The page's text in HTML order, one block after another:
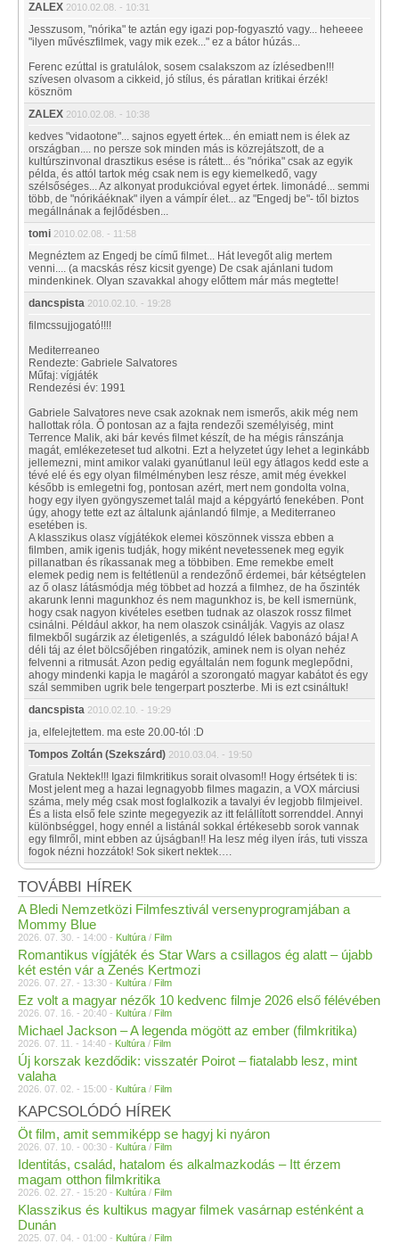
ZALEX 2010.02.08. - 10:31
Jesszusom, "nórika" te aztán egy igazi pop-fogyasztó vagy... heheeee
"ilyen művészfilmek, vagy mik ezek..." ez a bátor húzás...
Ferenc ezúttal is gratulálok, sosem csalakszom az ízlésedben!!!
szívesen olvasom a cikkeid, jó stílus, és páratlan kritikai érzék!
kösznöm
ZALEX 2010.02.08. - 10:38
kedves "vidaotone"... sajnos egyett értek... én emiatt nem is élek az
országban.... no persze sok minden más is közrejátszott, de a
kultúrszinvonal drasztikus esése is rátett... és "nórika" csak az egyik
példa, és attól tartok még csak nem is egy kiemelkedő, vagy
szélsőséges... Az alkonyat produkcióval egyet értek. limonádé... semmi
több, de "nórikáéknak" ilyen a vámpír élet... az "Engedj be"- től biztos
megállnának a fejlődésben...
tomi 2010.02.08. - 11:58
Megnéztem az Engedj be című filmet... Hát levegőt alig mertem
venni.... (a macskás rész kicsit gyenge) De csak ajánlani tudom
mindenkinek. Olyan szavakkal ahogy előttem már más megtette!
dancspista 2010.02.10. - 19:28
filmcssujjogató!!!!
Mediterreaneo
Rendezte: Gabriele Salvatores
Műfaj: vígjáték
Rendezési év: 1991
Gabriele Salvatores neve csak azoknak nem ismerős, akik még nem
hallottak róla. Ő pontosan az a fajta rendezői személyiség, mint
Terrence Malik, aki bár kevés filmet készít, de ha mégis ránszánja
magát, emlékezeteset tud alkotni. Ezt a helyzetet úgy lehet a leginkább
jellemezni, mint amikor valaki gyanútlanul leül egy átlagos kedd este a
tévé elé és egy olyan filmélményben lesz része, amit még évekkel
később is emlegetni fog, pontosan azért, mert nem gondolta volna,
hogy egy ilyen gyöngyszemet talál majd a képgyártó fenekében. Pont
úgy, ahogy tette ezt az általunk ajánlandó filmje, a Mediterraneo
esetében is.
A klasszikus olasz vígjátékok elemei köszönnek vissza ebben a
filmben, amik igenis tudják, hogy miként nevetessenek meg egyik
pillanatban és ríkassanak meg a többiben. Eme remekbe emelt
elemek pedig nem is feltétlenül a rendezőnő érdemei, bár kétségtelen
az ő olasz látásmódja még többet ad hozzá a filmhez, de ha őszinték
akarunk lenni magunkhoz és nem magunkhoz is, be kell ismernünk,
hogy csak nagyon kivételes esetben tudnak az olaszok rossz filmet
csinálni. Például akkor, ha nem olaszok csinálják. Vagyis az olasz
filmekből sugárzik az életigenlés, a száguldó lélek babonázó bája! A
déli táj az élet bölcsőjében ringatózik, aminek nem is olyan nehéz
felvenni a ritmusát. Azon pedig egyáltalán nem fogunk meglepődni,
ahogy mindenki kapja le magáról a szorongató magyar kabátot és egy
szál semmiben ugrik bele tengerpart poszterbe. Mi is ezt csináltuk!
dancspista 2010.02.10. - 19:29
ja, elfelejtettem. ma este 20.00-tól :D
Tompos Zoltán (Szekszárd) 2010.03.04. - 19:50
Gratula Nektek!!! Igazi filmkritikus sorait olvasom!! Hogy értsétek ti is:
Most jelent meg a hazai legnagyobb filmes magazin, a VOX márciusi
száma, mely még csak most foglalkozik a tavalyi év legjobb filmjeivel.
És a lista első fele szinte megegyezik az itt felállított sorrenddel. Annyi
különbséggel, hogy ennél a listánál sokkal értékesebb sorok vannak
egy filmről, mint ebben az újságban!! Ha lesz még ilyen írás, tuti vissza
fogok nézni hozzátok! Sok sikert nektek….
TOVÁBBI HÍREK
A Bledi Nemzetközi Filmfesztivál versenyprogramjában a
Mommy Blue
2026. 07. 30. - 14:00 - Kultúra / Film
Romantikus vígjáték és Star Wars a csillagos ég alatt – újabb
két estén vár a Zenés Kertmozi
2026. 07. 27. - 13:30 - Kultúra / Film
Ez volt a magyar nézők 10 kedvenc filmje 2026 első félévében
2026. 07. 16. - 20:40 - Kultúra / Film
Michael Jackson – A legenda mögött az ember (filmkritika)
2026. 07. 11. - 14:40 - Kultúra / Film
Új korszak kezdődik: visszatér Poirot – fiatalabb lesz, mint
valaha
2026. 07. 02. - 15:00 - Kultúra / Film
KAPCSOLÓDÓ HÍREK
Öt film, amit semmiképp se hagyj ki nyáron
2026. 07. 10. - 00:30 - Kultúra / Film
Identitás, család, hatalom és alkalmazkodás – Itt érzem
magam otthon filmkritika
2026. 02. 27. - 15:20 - Kultúra / Film
Klasszikus és kultikus magyar filmek vasárnap esténként a
Dunán
2025. 07. 04. - 01:00 - Kultúra / Film